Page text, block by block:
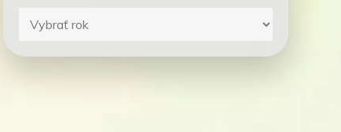
Archív